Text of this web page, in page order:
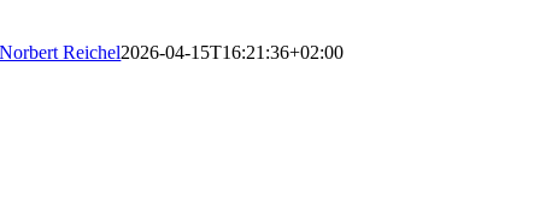
Norbert Reichel2026-04-15T16:21:36+02:00